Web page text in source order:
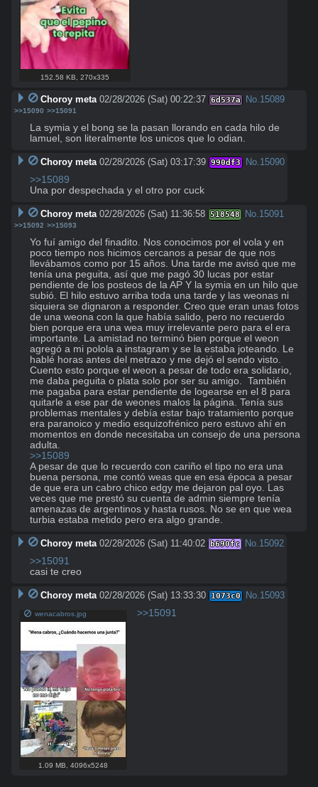
152.58 KB ,270x335
Choroy meta 02/28/2026 (Sat) 00:22:37 6d537a No.15089
>>15090 >>15091
La symia y el bong se la pasan llorando en cada hilo de
lamuel, son literalmente los unicos que lo odian.
Choroy meta 02/28/2026 (Sat) 03:17:39 990df3 No.15090
>>15089
Una por despechada y el otro por cuck
Choroy meta 02/28/2026 (Sat) 11:36:58 518548 No.15091
>>15092 >>15093
Yo fuí amigo del finadito. Nos conocimos por el vola y en
poco tiempo nos hicimos cercanos a pesar de que nos
llevábamos como por 15 años. Una tarde me avisó que me
tenía una peguita, así que me pagó 30 lucas por estar
pendiente de los posteos de la AP Y la symia en un hilo que
subió. El hilo estuvo arriba toda una tarde y las weonas ni
siquiera se dignaron a responder. Creo que eran unas fotos
de una weona con la que había salido, pero no recuerdo
bien porque era una wea muy irrelevante pero para el era
importante. La amistad no terminó bien porque el weon
agregó a mi polola a instagram y se la estaba joteando. Le
hablé horas antes del metrazo y me dejó el sendo visto.
Cuento esto porque el weon a pesar de todo era solidario,
me daba peguita o plata solo por ser su amigo.  También
me pagaba para estar pendiente de logearse en el 8 para
quitarle a ese par de weones malos la página. Tenía sus
problemas mentales y debía estar bajo tratamiento porque
era paranoico y medio esquizofrénico pero estuvo ahí en
momentos en donde necesitaba un consejo de una persona
>>15089
A pesar de que lo recuerdo con cariño el tipo no era una
buena persona, me contó weas que en esa época a pesar
de que era un cabro chico edgy me dejaron pal oyo. Las
veces que me prestó su cuenta de admin siempre tenía
amenazas de argentinos y hasta rusos. No se en que wea
turbia estaba metido pero era algo grande.
Choroy meta 02/28/2026 (Sat) 11:40:02 b690fc No.15092
>>15091
casi te creo
Choroy meta 02/28/2026 (Sat) 13:33:30 1073c0 No.15093
wenacabros.jpg
1.09 MB ,4096x5248
>>15091